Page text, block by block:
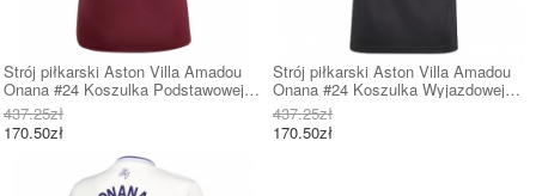
Strój piłkarski Aston Villa Amadou
Onana #24 Koszulka Podstawowej
damskie 2025-26 Krótki Rękaw
437.25zł
170.50zł
Strój piłkarski Aston Villa Amadou
Onana #24 Koszulka Wyjazdowej
damskie 2025-26 Krótki Rękaw
437.25zł
170.50zł